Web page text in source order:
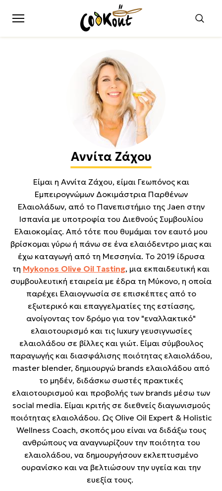
Αννίτα Ζάχου
Είμαι η Αννίτα Ζάχου, είμαι Γεωπόνος και
Εμπειρογνώμων Δοκιμάστρια Παρθένων
Ελαιολάδων, από το Πανεπιστήμιο της Jaen στην
Ισπανία με υποτροφία του Διεθνούς Συμβουλίου
Ελαιοκομίας. Από τότε που θυμάμαι τον εαυτό μου
βρίσκομαι γύρω ή πάνω σε ένα ελαιόδεντρο μιας και
έχω καταγωγή από τη Μεσσηνία. Το 2019 ίδρυσα
τη Mykonos Olive Oil Tasting, μια εκπαιδευτική και
συμβουλευτική εταιρεία με έδρα τη Μύκονo, η οποία
παρέχει Ελαιογνωσία σε επισκέπτες από το
εξωτερικό και επαγγελματίες της εστίασης,
ανοίγοντας τον δρόμο για τον "εναλλακτικό"
ελαιοτουρισμό και τις luxury γευσιγνωσίες
ελαιολάδου σε βίλλες και γιώτ. Είμαι σύμβουλος
παραγωγής και διασφάλισης ποιότητας ελαιολάδου,
master blender, δημιουργώ brands ελαιολάδου από
το μηδέν, διδάσκω σωστές πρακτικές
ελαιοτουρισμού και προβολής των brands μέσω των
social media. Είμαι κριτής σε διεθνείς διαγωνισμούς
ποιότητας ελαιολάδου. Ως Olive Oil Expert & Holistic
Wellness Coach, σκοπός μου είναι να διδάξω τους
ανθρώπους να αναγνωρίζουν την ποιότητα του
ελαιολάδου, να δημουργήσουν εκλεπτυσμένο
ουρανίσκο και να βελτιώσουν την υγεία και την
ευεξία τους.